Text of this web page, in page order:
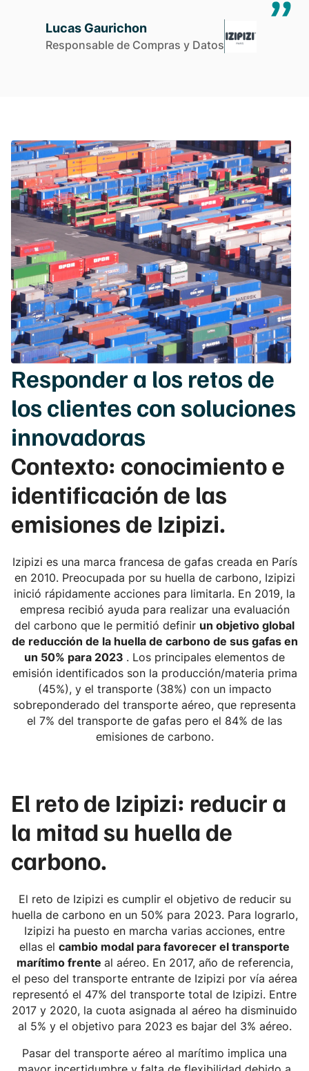
Lucas Gaurichon
Responsable de Compras y Datos
Responder a los retos de
los clientes con soluciones
innovadoras
Contexto: conocimiento e
identificación de las
emisiones de Izipizi.
Izipizi es una marca francesa de gafas creada en París
en 2010. Preocupada por su huella de carbono, Izipizi
inició rápidamente acciones para limitarla. En 2019, la
empresa recibió ayuda para realizar una evaluación
del carbono que le permitió definir un objetivo global
de reducción de la huella de carbono de sus gafas en
un 50% para 2023 . Los principales elementos de
emisión identificados son la producción/materia prima
(45%), y el transporte (38%) con un impacto
sobreponderado del transporte aéreo, que representa
el 7% del transporte de gafas pero el 84% de las
emisiones de carbono.
El reto de Izipizi: reducir a
la mitad su huella de
carbono.
El reto de Izipizi es cumplir el objetivo de reducir su
huella de carbono en un 50% para 2023. Para lograrlo,
Izipizi ha puesto en marcha varias acciones, entre
ellas el cambio modal para favorecer el transporte
marítimo frente al aéreo. En 2017, año de referencia,
el peso del transporte entrante de Izipizi por vía aérea
representó el 47% del transporte total de Izipizi. Entre
2017 y 2020, la cuota asignada al aéreo ha disminuido
al 5% y el objetivo para 2023 es bajar del 3% aéreo.
Pasar del transporte aéreo al marítimo implica una